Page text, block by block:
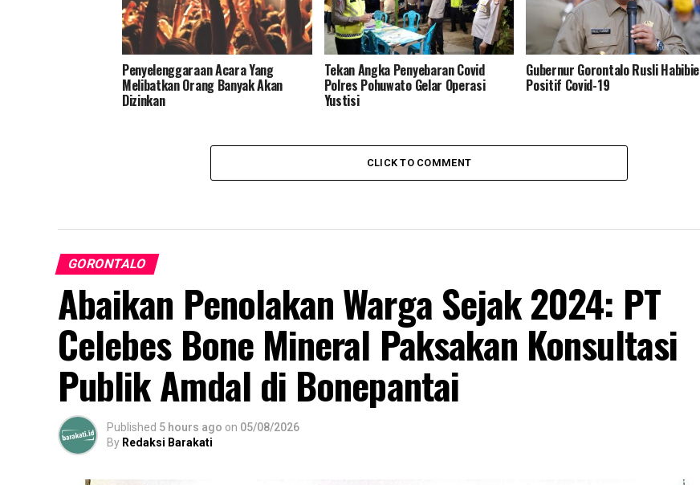
Penyelenggaraan Acara Yang
Melibatkan Orang Banyak Akan
Dizinkan
Tekan Angka Penyebaran Covid
Polres Pohuwato Gelar Operasi
Yustisi
Gubernur Gorontalo Rusli Habibie
Positif Covid-19
CLICK TO COMMENT
GORONTALO
Abaikan Penolakan Warga Sejak 2024: PT
Celebes Bone Mineral Paksakan Konsultasi
Publik Amdal di Bonepantai
Published 5 hours ago on 05/08/2026
By Redaksi Barakati